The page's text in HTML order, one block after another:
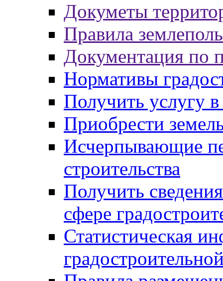
Докуметы
Правила
Документация по
Нормативы
Получить услугу в
Приобрести
Исчерпывающие
строительства
Получить
сфере
Статистическая